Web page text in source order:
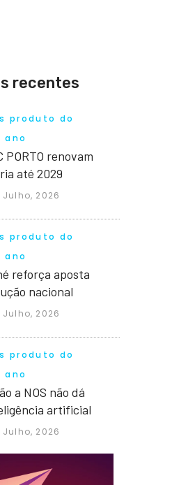
recentes
produto do
ano
PORTO renovam
até 2029
2026
produto do
ano
reforça aposta
nacional
Julho, 2026
produto do
ano
a NOS não dá
artificial
Julho, 2026